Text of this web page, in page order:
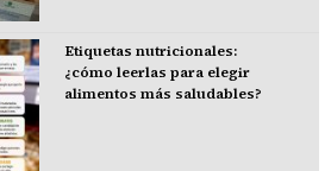
Etiquetas nutricionales:
¿cómo leerlas para elegir
alimentos más saludables?